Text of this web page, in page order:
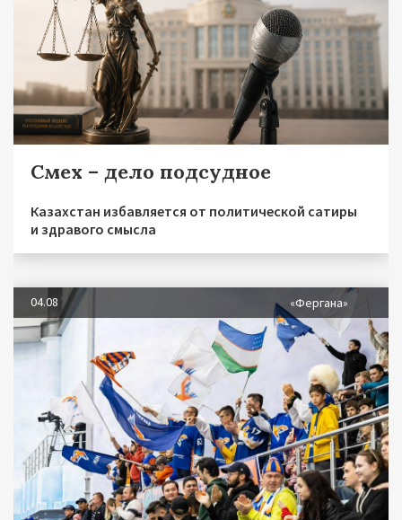
Смех – дело подсудное
Казахстан избавляется от политической сатиры
и здравого смысла
04.08 «Фергана»